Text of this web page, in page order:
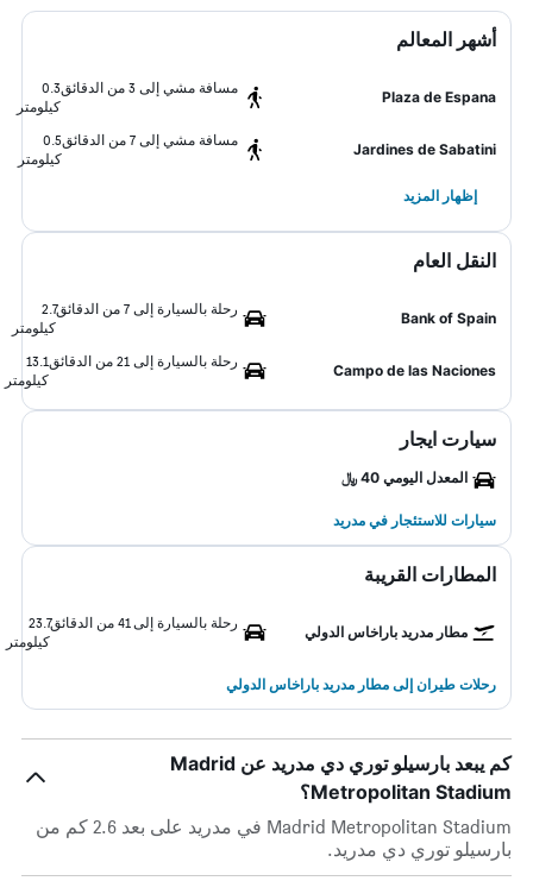
أشهر المعالم
Plaza de Espana
مسافة مشي إلى 3 من الدقائق
0.3
كيلومتر
Jardines de Sabatini
مسافة مشي إلى 7 من الدقائق
0.5
كيلومتر
إظهار المزيد
النقل العام
Bank of Spain
رحلة بالسيارة إلى 7 من الدقائق
2.7
كيلومتر
Campo de las Naciones
رحلة بالسيارة إلى 21 من الدقائق
13.1
كيلومتر
سيارت ايجار
المعدل اليومي 40 ﷼
سيارات للاستئجار في مدريد
المطارات القريبة
مطار مدريد باراخاس الدولي
رحلة بالسيارة إلى 41 من الدقائق
23.7
كيلومتر
رحلات طيران إلى مطار مدريد باراخاس الدولي
كم يبعد بارسيلو توري دي مدريد عن Madrid
Metropolitan Stadium؟
Madrid Metropolitan Stadium في مدريد على بعد 2.6 كم من
بارسيلو توري دي مدريد.